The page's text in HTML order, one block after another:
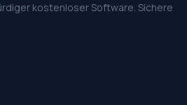
kostenloser Software. Sichere